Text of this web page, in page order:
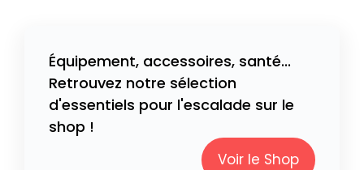
Équipement, accessoires, santé...
Retrouvez notre sélection
d'essentiels pour l'escalade sur le
shop !
Voir le Shop